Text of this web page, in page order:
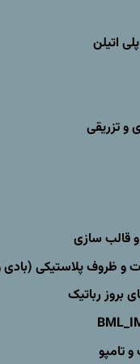
اتیلن
و تزریقی
قالب سازی
و ظروف پلاستیکی (بادی
بروز رباتیک
تامپو